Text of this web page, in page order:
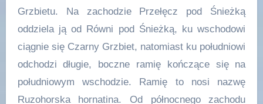
Grzbietu. Na zachodzie Przełęcz pod Śnieżką
oddziela ją od Równi pod Śnieżką, ku wschodowi
ciągnie się Czarny Grzbiet, natomiast ku południowi
odchodzi długie, boczne ramię kończące się na
południowym wschodzie. Ramię to nosi nazwę
Ruzohorska hornatina. Od północnego zachodu